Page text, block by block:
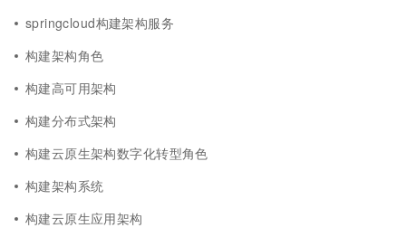
springcloud构建架构服务
构建架构角色
构建高可用架构
构建分布式架构
构建云原生架构数字化转型角色
构建架构系统
构建云原生应用架构